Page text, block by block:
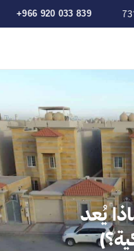
+966 920 033 839
يُعد